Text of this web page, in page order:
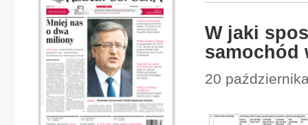
W jaki
samochód
20